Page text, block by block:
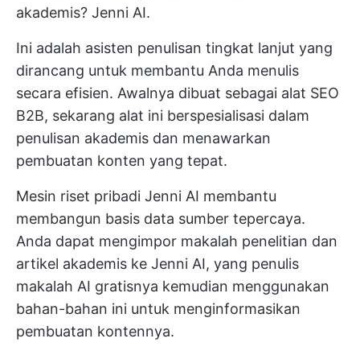
akademis? Jenni AI.
Ini adalah asisten penulisan tingkat lanjut yang
dirancang untuk membantu Anda menulis
secara efisien. Awalnya dibuat sebagai alat SEO
B2B, sekarang alat ini berspesialisasi dalam
penulisan akademis dan menawarkan
pembuatan konten yang tepat.
Mesin riset pribadi Jenni AI membantu
membangun basis data sumber tepercaya.
Anda dapat mengimpor makalah penelitian dan
artikel akademis ke Jenni AI, yang penulis
makalah AI gratisnya kemudian menggunakan
bahan-bahan ini untuk menginformasikan
pembuatan kontennya.